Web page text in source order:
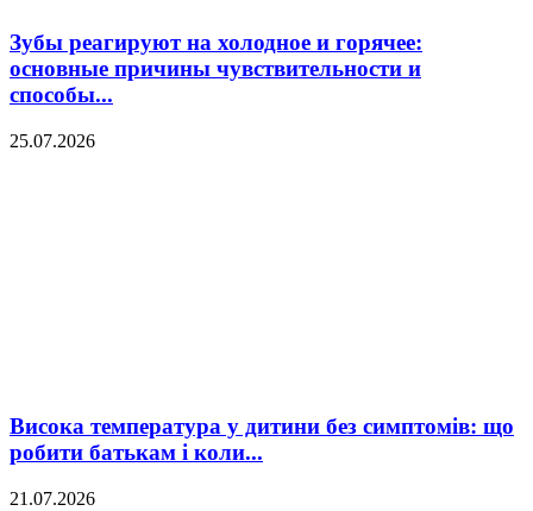
Зубы реагируют на холодное и горячее:
основные причины чувствительности и
способы...
25.07.2026
Висока температура у дитини без симптомів: що
робити батькам і коли...
21.07.2026